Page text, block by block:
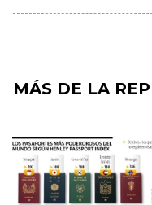
MÁS DE LA